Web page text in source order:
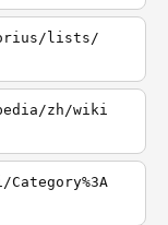
lists/
zh/wiki